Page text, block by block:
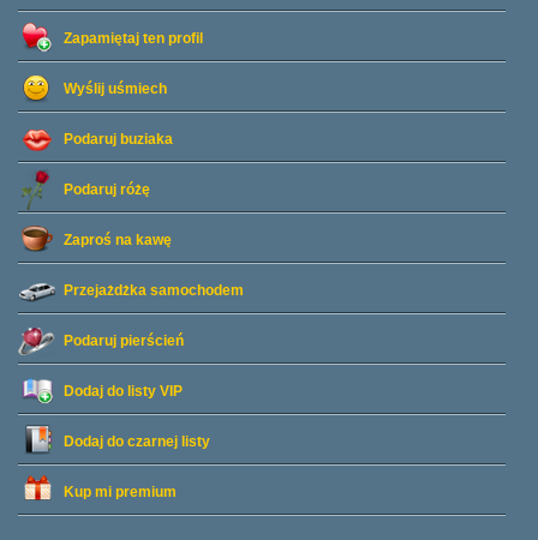
Zapamiętaj ten profil
Wyślij uśmiech
Podaruj buziaka
Podaruj różę
Zaproś na kawę
Przejażdżka samochodem
Podaruj pierścień
Dodaj do listy VIP
Dodaj do czarnej listy
Kup mi premium